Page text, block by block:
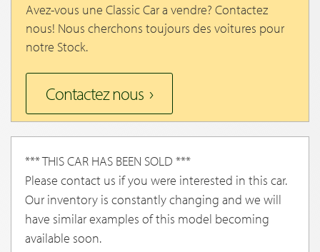
Avez-vous une Classic Car a vendre? Contactez
nous! Nous cherchons toujours des voitures pour
notre Stock.
Contactez nous
*** THIS CAR HAS BEEN SOLD ***
Please contact us if you were interested in this car.
Our inventory is constantly changing and we will
have similar examples of this model becoming
available soon.